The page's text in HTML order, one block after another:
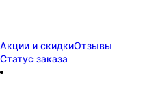
Акции и скидкиОтзывы
Статус заказа